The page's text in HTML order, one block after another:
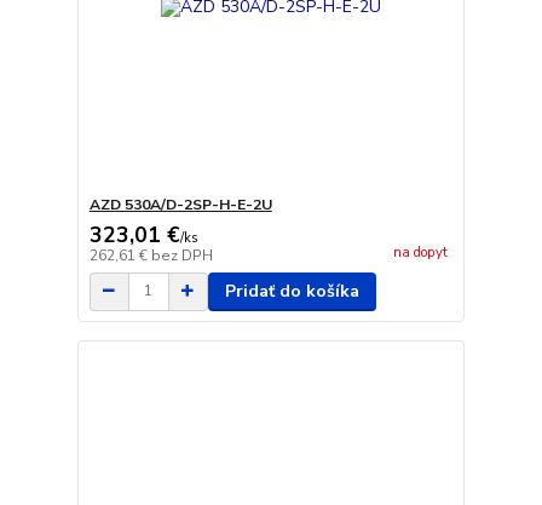
AZD 530A/D-2SP-H-E-2U
323,01 €/ks
262,61 € bez DPH na dopyt
Pridať do košíka